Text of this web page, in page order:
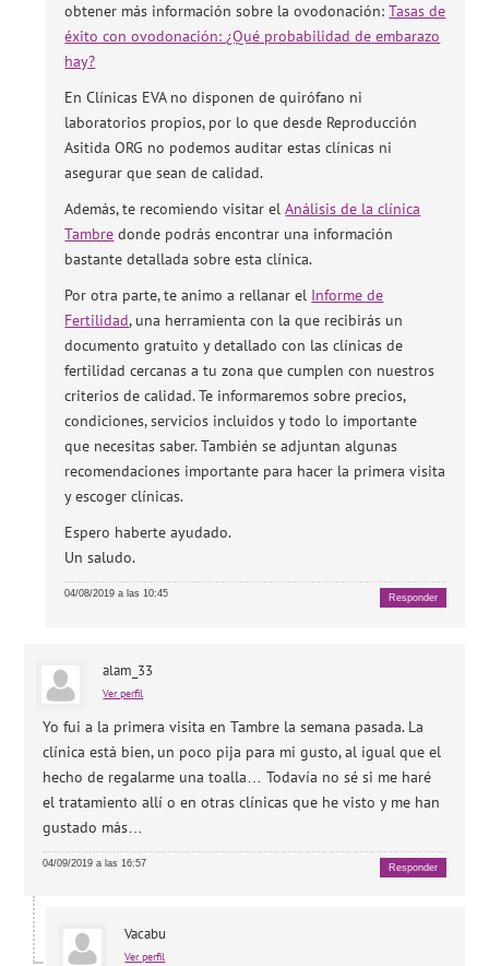
obtener más información sobre la ovodonación:Tasas de
éxito con ovodonación: ¿Qué probabilidad de embarazo
hay?
En Clínicas EVA no disponen de quirófano ni
laboratorios propios, por lo que desde Reproducción
Asitida ORG no podemos auditar estas clínicas ni
asegurar que sean de calidad.
Además, te recomiendo visitar elAnálisis de la clínica
Tambre donde podrás encontrar una información
bastante detallada sobre esta clínica.
Por otra parte, te animo a rellanar el Informe de
Fertilidad, una herramienta con la que recibirás un
documento gratuito y detallado con las clínicas de
fertilidad cercanas a tu zona que cumplen con nuestros
criterios de calidad. Te informaremos sobre precios,
condiciones, servicios incluidos y todo lo importante
que necesitas saber. También se adjuntan algunas
recomendaciones importante para hacer la primera visita
y escoger clínicas.
Espero haberte ayudado.
Un saludo.
04/08/2019 a las 10:45 Responder
alam_33
Ver perfil
Yo fui a la primera visita en Tambre la semana pasada. La
clínica está bien, un poco pija para mi gusto, al igual que el
hecho de regalarme una toalla… Todavía no sé si me haré
el tratamiento allí o en otras clínicas que he visto y me han
gustado más…
04/09/2019 a las 16:57 Responder
Vacabu
Ver perfil